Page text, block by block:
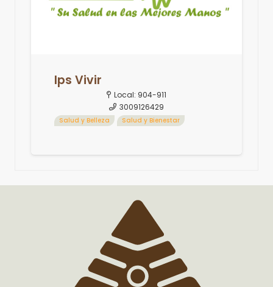
Ips Vivir
Local: 904-911
3009126429
Salud y Belleza Salud y Bienestar